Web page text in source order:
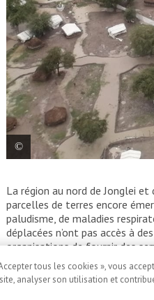
Inondations dans l’État
La région au nord de Jonglei
parcelles de terres encore
paludisme, de maladies
déplacées n’ont pas accès à
organisations de fournir des
Autres
tous les cookies », vous
analyser son utilisation et